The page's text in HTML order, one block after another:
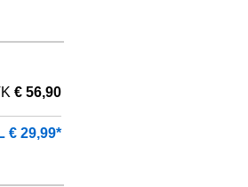
€ 56,90
€ 29,99*